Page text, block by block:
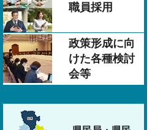
職員採用
政策形成に向
けた各種検討
会等